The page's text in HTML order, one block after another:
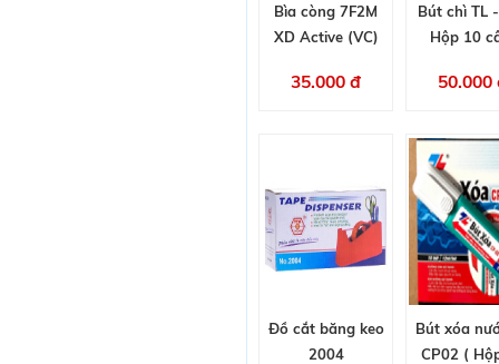
Bìa còng 7F2M
XD Active (VC)
35.000 đ
Bút chì TL
Hộp 10
50.000
Đồ cắt băng keo
2004
Bút xóa
CP02 (